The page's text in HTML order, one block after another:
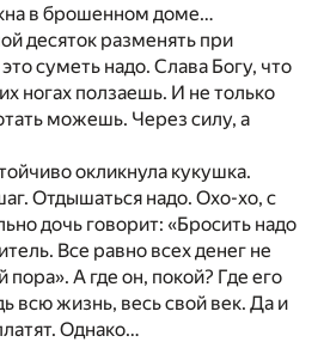
в брошенном доме…
десяток разменять при
суметь надо. Слава Богу, что
ногах ползаешь. И не только
можешь. Через силу, а
окликнула кукушка.
Отдышаться надо. Охо-хо, с
дочь говорит: «Бросить надо
Все равно всех денег не
А где он, покой? Где его
всю жизнь, весь свой век. Да и
Однако…